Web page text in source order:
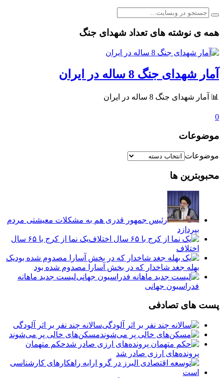
همه ی نوشته های تعداد شهدای جنگ
آمار شهدای جنگ 8 ساله در ایران
📊 آمار شهدای جنگ 8 ساله در ایران
0
موضوعات
موضوعات
محبوبترین ها
رئیس جمهور قدری هم به مشکلات معیشتی مردم
بپردازد
یک نما از کرج با ۶۵ سال
اختلاف
یک
بهله جغد شاخدار که در بخش آسارا مصدوم شده بود
لیست جدید ماهانه
فدراسیون جهانی
پست های تصادفی
سالانه چند نفر بر اثر آلودگی
مسکن‌های خالی پر می‌شوند
حکم متهمان
پرونده‌های ارزی صادر شد